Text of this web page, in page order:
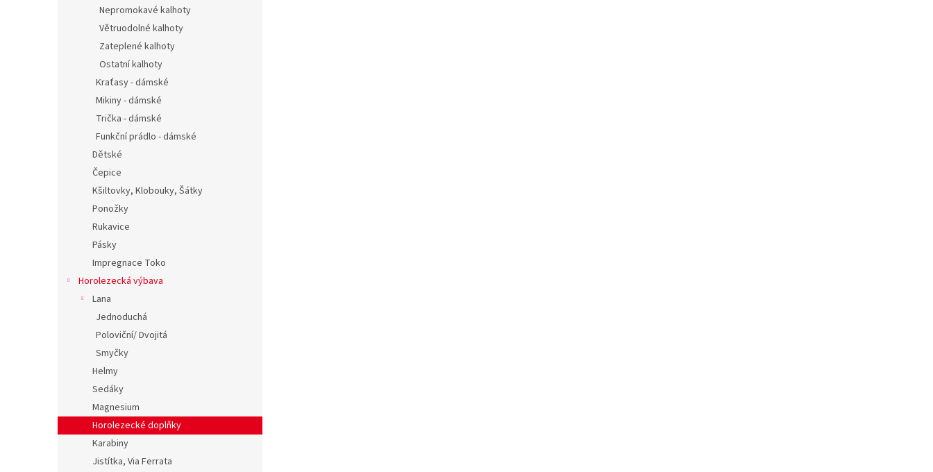
Nepromokavé kalhoty
Větruodolné kalhoty
Zateplené kalhoty
Ostatní kalhoty
Kraťasy - dámské
Mikiny - dámské
Trička - dámské
Funkční prádlo - dámské
Dětské
Čepice
Kšiltovky, Klobouky, Šátky
Ponožky
Rukavice
Pásky
Impregnace Toko
Horolezecká výbava
Lana
Jednoduchá
Poloviční/ Dvojitá
Smyčky
Helmy
Sedáky
Magnesium
Horolezecké doplňky
Karabiny
Jistítka, Via Ferrata